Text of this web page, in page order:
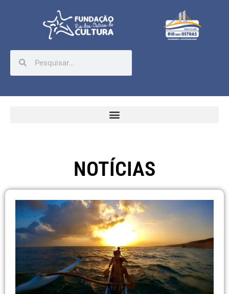
NOTÍCIAS